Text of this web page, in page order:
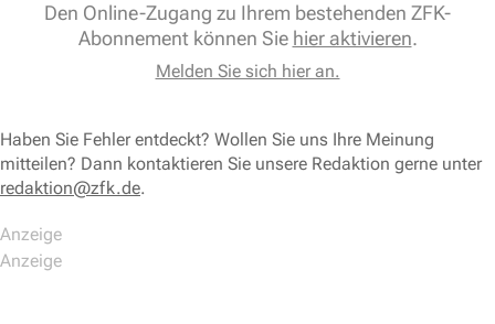
Den Online-Zugang zu Ihrem bestehenden ZFK-
Abonnement können Sie hier aktivieren.
Melden Sie sich hier an.
Haben Sie Fehler entdeckt? Wollen Sie uns Ihre Meinung
mitteilen? Dann kontaktieren Sie unsere Redaktion gerne unter
redaktion@zfk.de.